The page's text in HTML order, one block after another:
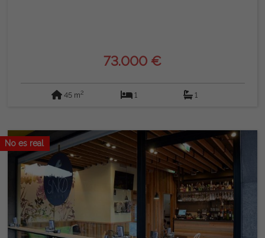
73.000 €
45 m2 1 1
No es real